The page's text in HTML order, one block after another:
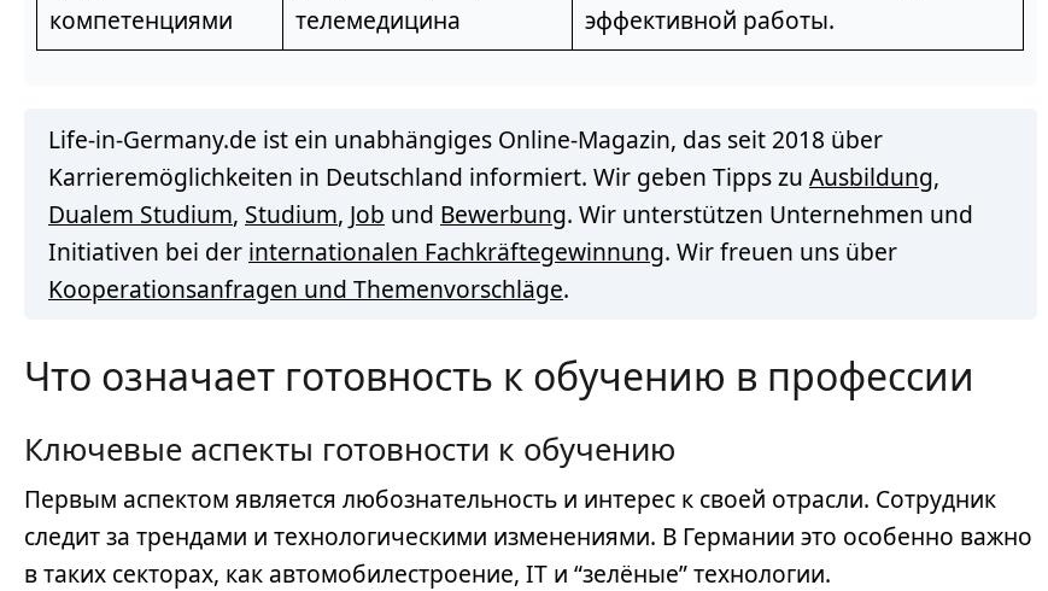
компетенциями
телемедицина
эффективной работы.
Life-in-Germany.de ist ein unabhängiges Online-Magazin, das seit 2018 über
Karrieremöglichkeiten in Deutschland informiert. Wir geben Tipps zu Ausbildung,
Dualem Studium, Studium, Job und Bewerbung. Wir unterstützen Unternehmen und
Initiativen bei der internationalen Fachkräftegewinnung. Wir freuen uns über
Kooperationsanfragen und Themenvorschläge.
Что означает готовность к обучению в профессии
Ключевые аспекты готовности к обучению
Первым аспектом является любознательность и интерес к своей отрасли. Сотрудник
следит за трендами и технологическими изменениями. В Германии это особенно важно
в таких секторах, как автомобилестроение, IT и “зелёные” технологии.